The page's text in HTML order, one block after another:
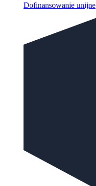
Dofinansowanie unijne